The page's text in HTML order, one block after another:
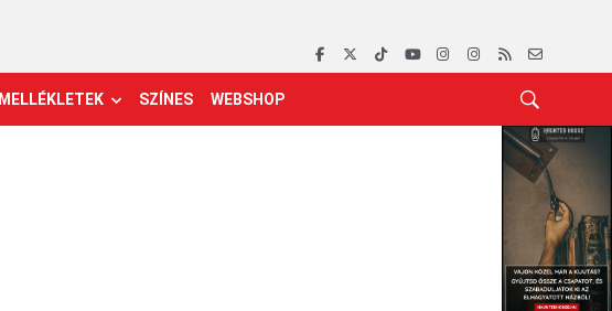
MELLÉKLETEK SZÍNES WEBSHOP